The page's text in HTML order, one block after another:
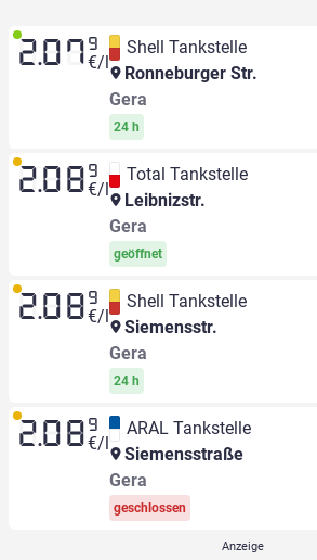
2.07 9
€/l
Shell Tankstelle
Ronneburger Str.
Gera
24 h
2.08 9
€/l
Total Tankstelle
Leibnizstr.
Gera
geöffnet
2.08 9
€/l
Shell Tankstelle
Siemensstr.
Gera
24 h
2.08 9
€/l
ARAL Tankstelle
Siemensstraße
Gera
geschlossen